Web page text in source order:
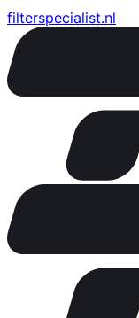
filterspecialist.nl